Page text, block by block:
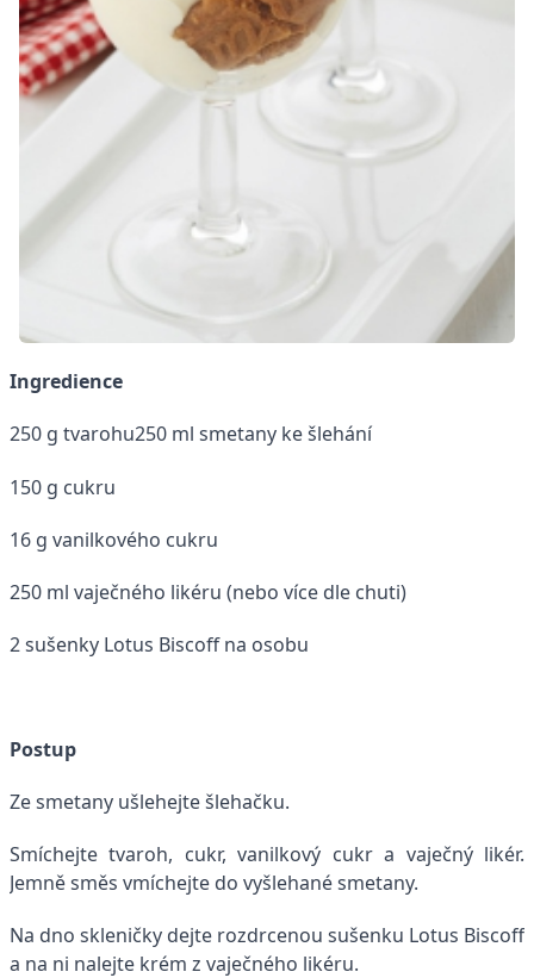
Ingredience
250 g tvarohu250 ml smetany ke šlehání
150 g cukru
16 g vanilkového cukru
250 ml vaječného likéru (nebo více dle chuti)
2 sušenky Lotus Biscoff na osobu
Postup
Ze smetany ušlehejte šlehačku.
Smíchejte tvaroh, cukr, vanilkový cukr a vaječný likér.
Jemně směs vmíchejte do vyšlehané smetany.
Na dno skleničky dejte rozdrcenou sušenku Lotus Biscoff
a na ni nalejte krém z vaječného likéru.